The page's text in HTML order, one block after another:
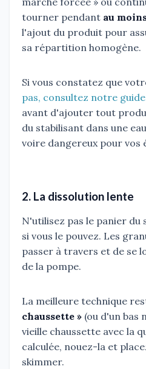
tourner pendant au
l'ajout du produit pour
sa répartition homogène.
Si vous constatez que
pas, consultez notre
avant d'ajouter tout
du stabilisant dans une
voire dangereux pour vos
2. La dissolution lente
N'utilisez pas le panier
si vous le pouvez. Les
passer à travers et de se
de la pompe.
La meilleure technique
chaussette » (ou d'un bas
vieille chaussette avec la
calculée, nouez-la et
skimmer.